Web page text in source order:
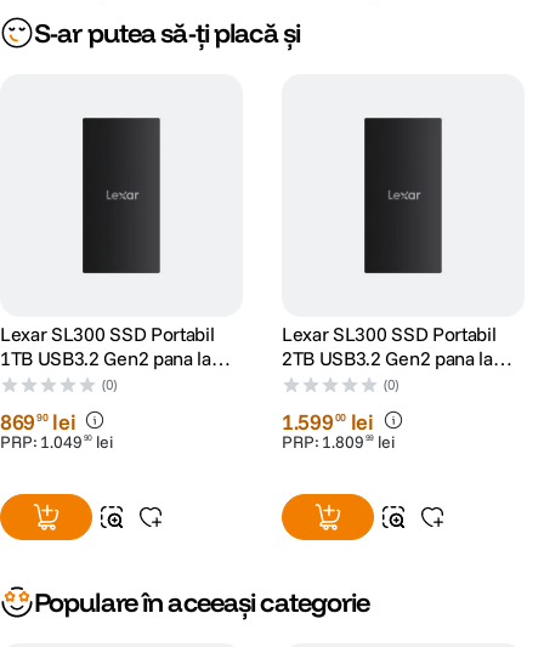
S-ar putea să-ți placă și
Lexar SL300 SSD Portabil
1TB USB3.2 Gen2 pana la
R1050/W1000
(0)
86990 lei
PRP: 1.049 90 lei
Lexar SL300 SSD Portabil
2TB USB3.2 Gen2 pana la
R1050/W1000
(0)
1.59900 lei
PRP: 1.809 99 lei
Populare în aceeași categorie